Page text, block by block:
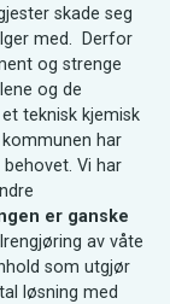
skade seg
med. Derfor
og strenge
og de
teknisk kjemisk
har
Vi har
er ganske
av våte
som utgjør
løsning med